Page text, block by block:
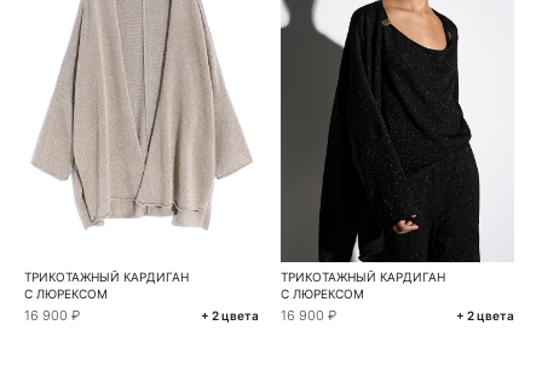
ТРИКОТАЖНЫЙ КАРДИГАН
С ЛЮРЕКСОМ
16 900 ₽ + 2 цвета
ТРИКОТАЖНЫЙ КАРДИГАН
С ЛЮРЕКСОМ
16 900 ₽ + 2 цвета